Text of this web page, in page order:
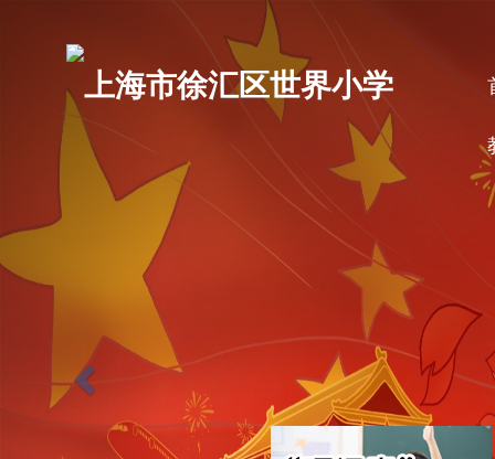
上海市徐汇区世界小学
r
v